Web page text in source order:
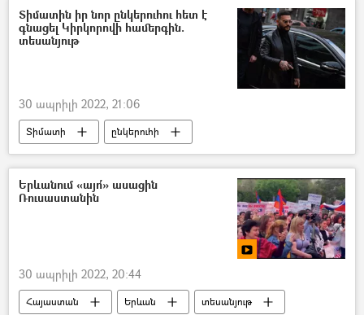
Տիմատին իր նոր ընկերուհու հետ է
գնացել Կիրկորովի համերգին.
տեսանյութ
30 ապրիլի 2022, 21:06
Տիմատի
ընկերուհի
Ֆիլիպ Կիրկորով
Համերգ
Երևանում «այո՛» ասացին
Ռուսաստանին
30 ապրիլի 2022, 20:44
Հայաստան Երևան
տեսանյութ